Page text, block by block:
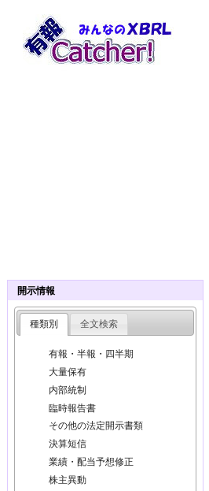
開示情報
種類別 全文検索
有報・半報・四半期
大量保有
内部統制
臨時報告書
その他の法定開示書類
決算短信
業績・配当予想修正
株主異動